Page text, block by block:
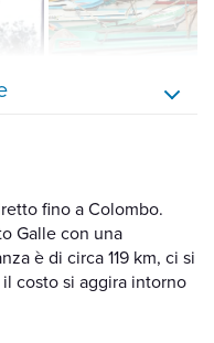
fino a Colombo.
Galle con una
è di circa 119 km, ci si
costo si aggira intorno